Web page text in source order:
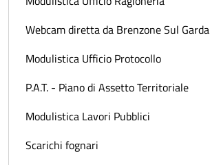
Webcam diretta da Brenzone Sul Garda
Modulistica Ufficio Protocollo
P.A.T. - Piano di Assetto Territoriale
Modulistica Lavori Pubblici
Scarichi fognari